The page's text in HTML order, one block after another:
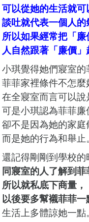
可以從她的生活就可
談吐就代表一個人的
所以如果經常把「廉
人自然跟著「廉價」
小琪覺得她們寢室的
菲菲家裡條件不怎麼
在全寢室而言可以說
可是小琪認為菲菲廉
卻不是因為她的家庭
而是她的行為和舉止。
還記得剛剛到學校的
同寢室的人了解到菲
所以就私底下商量，
以後要多幫襯菲菲一
生活上多體諒她一點。